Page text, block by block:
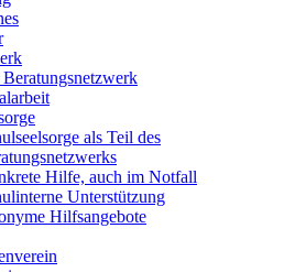
als Teil des
Hilfe, auch im Notfall
Unterstützung
Hilfsangebote